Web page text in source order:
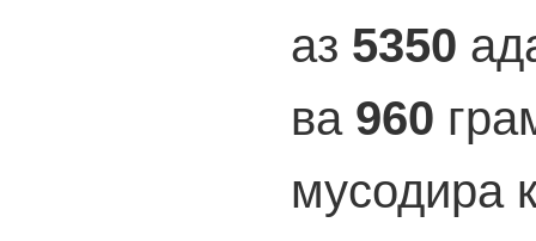
аз 5350
ва 960
мусодира